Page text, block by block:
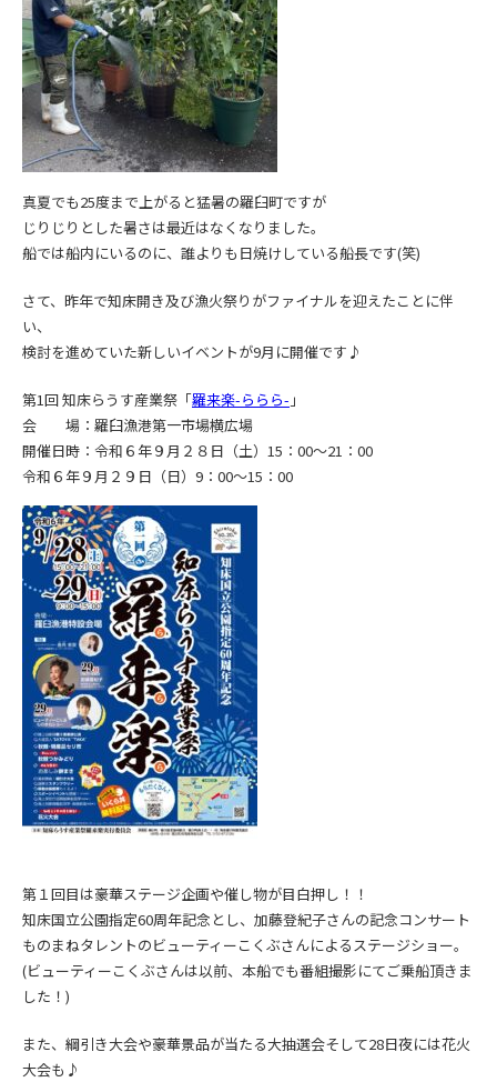
真夏でも25度まで上がると猛暑の羅臼町ですが
じりじりとした暑さは最近はなくなりました。
船では船内にいるのに、誰よりも日焼けしている船長です(笑)
さて、昨年で知床開き及び漁火祭りがファイナルを迎えたことに伴
い、
検討を進めていた新しいイベントが9月に開催です♪
第1回 知床らうす産業祭「羅来楽-ららら- 」
会 場：羅臼漁港第一市場横広場
開催日時：令和６年９月２８日（土）15：00～21：00
令和６年９月２９日（日）9：00～15：00
第１回目は豪華ステージ企画や催し物が目白押し！！
知床国立公園指定60周年記念とし、加藤登紀子さんの記念コンサート
ものまねタレントのビューティーこくぶさんによるステージショー。
(ビューティーこくぶさんは以前、本船でも番組撮影にてご乗船頂きま
した！)
また、綱引き大会や豪華景品が当たる大抽選会そして28日夜には花火
大会も♪